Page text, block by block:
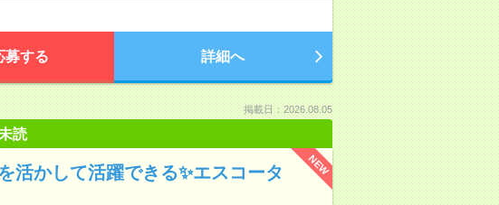
募する 詳細へ
掲載日：2026.08.05
読
NEW
活かして活躍できる✨エスコータ